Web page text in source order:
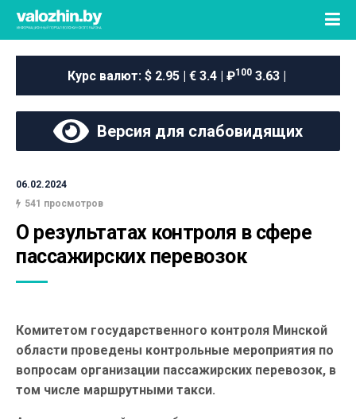
Курс валют: $ 2.95 | € 3.4 | ₽1003.63 |
Версия для слабовидящих
06.02.2024
541 просмотров
О результатах контроля в сфере
пассажирских перевозок
Комитетом государственного контроля Минской
области проведены контрольные мероприятия по
вопросам организации пассажирских перевозок, в
том числе маршрутными такси.